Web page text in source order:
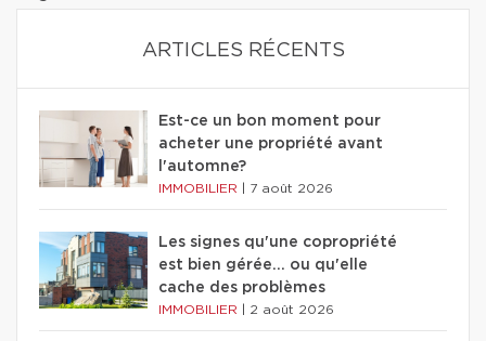
ARTICLES RÉCENTS
Est-ce un bon moment pour
acheter une propriété avant
l'automne?
IMMOBILIER 7 août 2026
Les signes qu'une copropriété
est bien gérée… ou qu'elle
cache des problèmes
IMMOBILIER 2 août 2026